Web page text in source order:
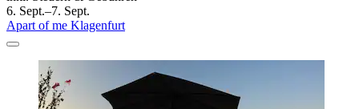
6. Sept.–7. Sept.
Apart of me Klagenfurt